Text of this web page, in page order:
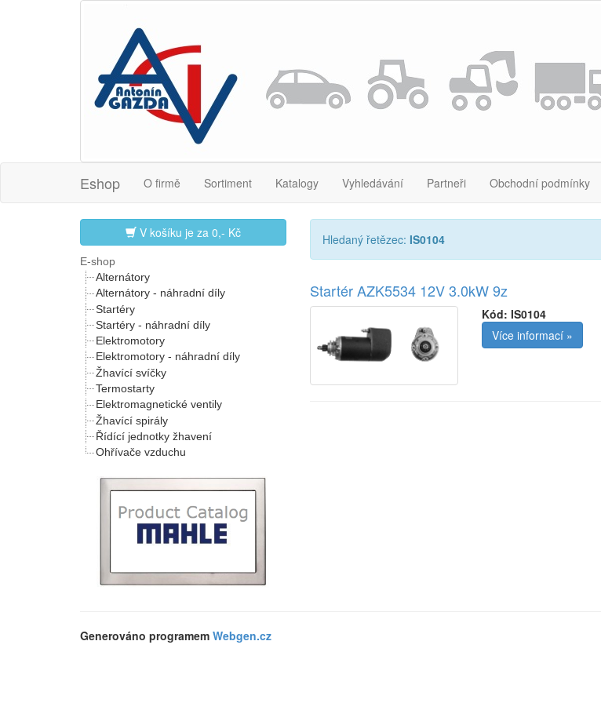
Eshop O firmě Sortiment Katalogy Vyhledávání Partneři Obchodní podmínky
V košíku je za 0,- Kč
E-shop
Alternátory
Alternátory - náhradní díly
Startéry
Startéry - náhradní díly
Elektromotory
Elektromotory - náhradní díly
Žhavící svíčky
Termostarty
Elektromagnetické ventily
Žhavící spirály
Řídící jednotky žhavení
Ohřívače vzduchu
Hledaný řetězec: IS0104
Startér AZK5534 12V 3.0kW 9z
Kód: IS0104
Více informací »
Generováno programem Webgen.cz